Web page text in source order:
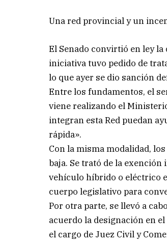
Una red provincial y un
El Senado convirtió en ley la
iniciativa tuvo pedido de
lo que ayer se dio sanción
Entre los fundamentos, el
viene realizando el
integran esta Red puedan
rápida».
Con la misma modalidad,
baja. Se trató de la
vehículo híbrido o eléctrico
cuerpo legislativo para
Por otra parte, se llevó a
acuerdo la designación en
el cargo de Juez Civil y